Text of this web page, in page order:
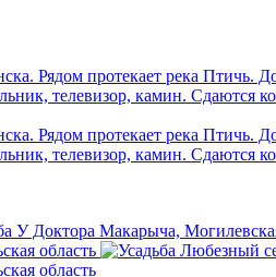
Рядом протекает река
телевизор, камин. Сдаются
Рядом протекает река
телевизор, камин. Сдаются